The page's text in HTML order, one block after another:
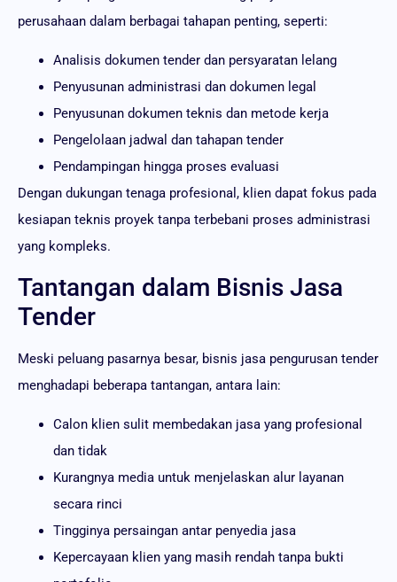
perusahaan dalam berbagai tahapan penting, seperti:
Analisis dokumen tender dan persyaratan lelang
Penyusunan administrasi dan dokumen legal
Penyusunan dokumen teknis dan metode kerja
Pengelolaan jadwal dan tahapan tender
Pendampingan hingga proses evaluasi
Dengan dukungan tenaga profesional, klien dapat fokus pada
kesiapan teknis proyek tanpa terbebani proses administrasi
yang kompleks.
Tantangan dalam Bisnis Jasa
Tender
Meski peluang pasarnya besar, bisnis jasa pengurusan tender
menghadapi beberapa tantangan, antara lain:
Calon klien sulit membedakan jasa yang profesional
dan tidak
Kurangnya media untuk menjelaskan alur layanan
secara rinci
Tingginya persaingan antar penyedia jasa
Kepercayaan klien yang masih rendah tanpa bukti